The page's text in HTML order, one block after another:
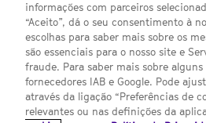
Channel
sites
informações com parceiros
“Aceito”, dá o seu consentimento à
escolhas para saber mais sobre os
são essenciais para o nosso site e
fraude. Para saber mais sobre
fornecedores IAB e Google. Pode
através da ligação “Preferências de
relevantes ou nas definições da